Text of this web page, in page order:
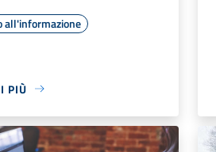
all'informazione
PIÙ